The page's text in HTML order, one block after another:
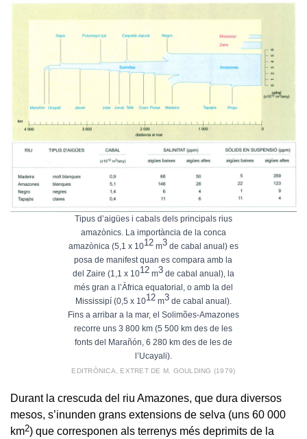
Tipus d’aigües i cabals dels principals rius
amazònics. La importància de la conca
amazònica (5,1 x 1012m3de cabal anual) es
posa de manifest quan es compara amb la
del Zaire (1,1 x 1012m3de cabal anual), la
més gran a l’Àfrica equatorial, o amb la del
Mississipí (0,5 x 1012m3de cabal anual).
Fins a arribar a la mar, el Solimões-Amazones
recorre uns 3 800 km (5 500 km des de les
fonts del Marañón, 6 280 km des de les de
l’Ucayali).
EDITRÒNICA, EXTRET DE M. GOULDING (1979)
Durant la crescuda del riu Amazones, que dura diversos
mesos, s’inunden grans extensions de selva (uns 60 000
km2) que corresponen als terrenys més deprimits de la